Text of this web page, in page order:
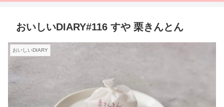
おいしいDIARY#116 すや 栗きんとん
おいしいDIARY